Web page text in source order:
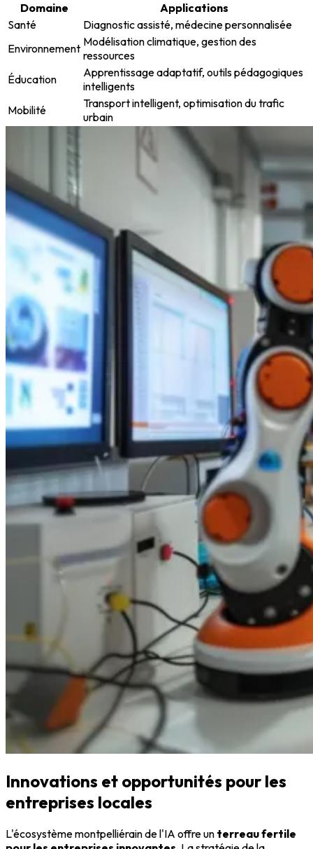
Domaine
Applications
Santé
Diagnostic assisté, médecine personnalisée
Environnement Modélisation climatique, gestion des
ressources
Éducation
Apprentissage adaptatif, outils pédagogiques
intelligents
Mobilité
Transport intelligent, optimisation du trafic
urbain
Innovations et opportunités pour les
entreprises locales
L'écosystème montpelliérain de l'IA offre un terreau fertile